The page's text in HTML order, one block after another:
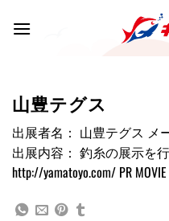
山豊テグス
出展者名： 山豊テグス メ
出展内容： 釣糸の展示を行
http://yamatoyo.com/ PR MOVIE